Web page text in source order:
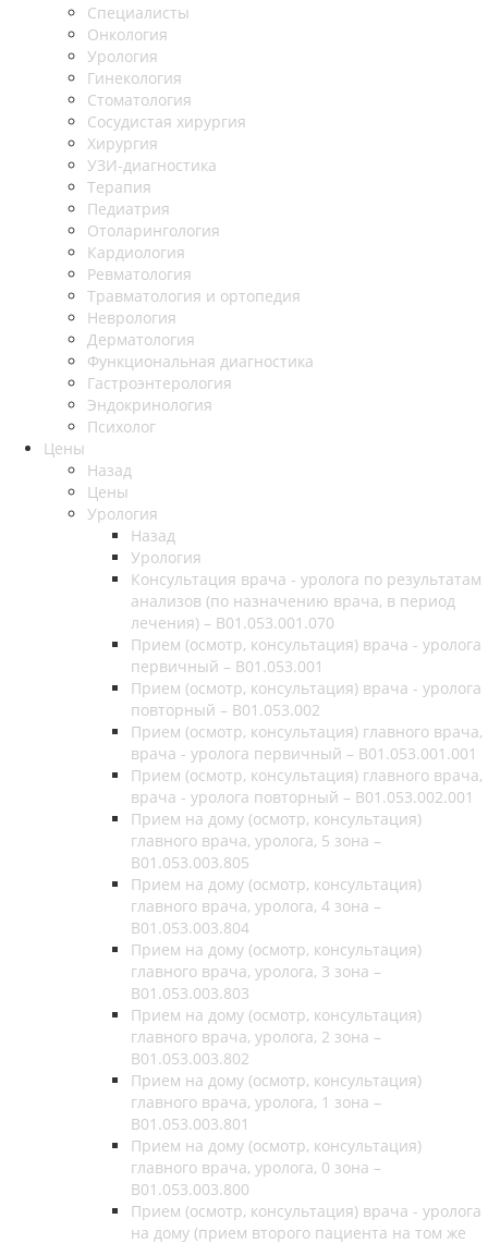
Специалисты
Онкология
Урология
Гинекология
Стоматология
Сосудистая хирургия
Хирургия
УЗИ-диагностика
Терапия
Педиатрия
Отоларингология
Кардиология
Ревматология
Травматология и ортопедия
Неврология
Дерматология
Функциональная диагностика
Гастроэнтерология
Эндокринология
Психолог
Цены
Назад
Цены
Урология
Назад
Урология
Консультация врача - уролога по результатам
анализов (по назначению врача, в период
лечения) – B01.053.001.070
Прием (осмотр, консультация) врача - уролога
первичный – B01.053.001
Прием (осмотр, консультация) врача - уролога
повторный – B01.053.002
Прием (осмотр, консультация) главного врача,
врача - уролога первичный – B01.053.001.001
Прием (осмотр, консультация) главного врача,
врача - уролога повторный – B01.053.002.001
Прием на дому (осмотр, консультация)
главного врача, уролога, 5 зона –
B01.053.003.805
Прием на дому (осмотр, консультация)
главного врача, уролога, 4 зона –
B01.053.003.804
Прием на дому (осмотр, консультация)
главного врача, уролога, 3 зона –
B01.053.003.803
Прием на дому (осмотр, консультация)
главного врача, уролога, 2 зона –
B01.053.003.802
Прием на дому (осмотр, консультация)
главного врача, уролога, 1 зона –
B01.053.003.801
Прием на дому (осмотр, консультация)
главного врача, уролога, 0 зона –
B01.053.003.800
Прием (осмотр, консультация) врача - уролога
на дому (прием второго пациента на том же